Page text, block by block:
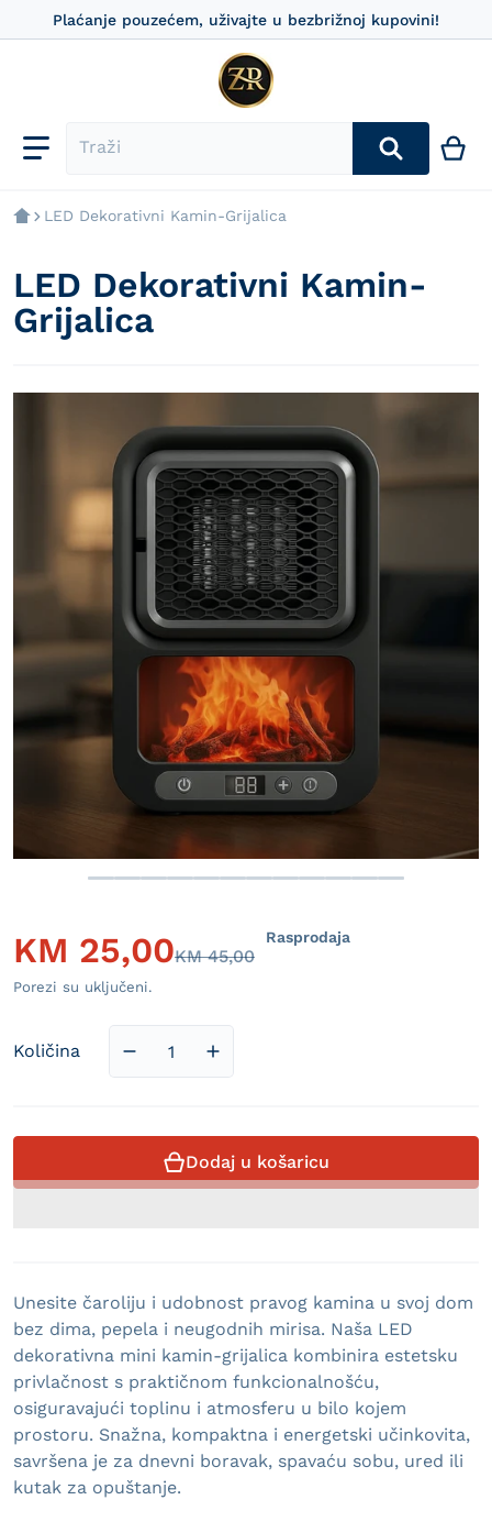
Plaćanje pouzećem, uživajte u bezbrižnoj kupovini!
LED Dekorativni Kamin-Grijalica
Otvori medij 1 u prikazu
LED Dekorativni Kamin-
Grijalica
KM45,00
KM 25,00
Porezi su uključeni.
Rasprodaja
Količina
Smanji količinu proizvoda LED
Povećaj količinu proizvoda
Dodaj u košaricu
Unesite čaroliju i udobnost pravog kamina u svoj dom
bez dima, pepela i neugodnih mirisa. Naša LED
dekorativna mini kamin-grijalica kombinira estetsku
privlačnost s praktičnom funkcionalnošću,
osiguravajući toplinu i atmosferu u bilo kojem
prostoru. Snažna, kompaktna i energetski učinkovita,
savršena je za dnevni boravak, spavaću sobu, ured ili
kutak za opuštanje.